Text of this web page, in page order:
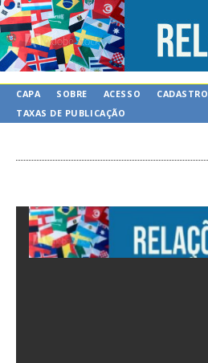
CAPA SOBRE ACESSO CADASTRO
TAXAS DE PUBLICAÇÃO